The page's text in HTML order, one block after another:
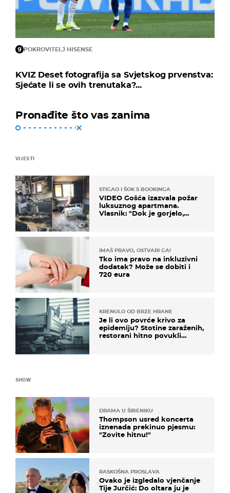
POKROVITELJ HISENSE
KVIZ Deset fotografija sa Svjetskog prvenstva:
Sjećate li se ovih trenutaka?...
Pronađite što vas zanima
VIJESTI
STIGAO I ŠOK S BOOKINGA
VIDEO Gošća izazvala požar
luksuznog apartmana.
Vlasnik: "Dok je gorjelo,
IMAŠ PRAVO, OSTVARI GA!
Tko ima pravo na inkluzivni
dodatak? Može se dobiti i
720 eura
KRENULO OD BRZE HRANE
Je li ovo povrće krivo za
epidemiju? Stotine zaraženih,
restorani hitno povukli
SHOW
DRAMA U ŠIBENIKU
Thompson usred koncerta
iznenada prekinuo pjesmu:
"Zovite hitnu!"
RASKOŠNA PROSLAVA
Ovako je izgledalo vjenčanje
Tije Jurčić: Do oltara ju je